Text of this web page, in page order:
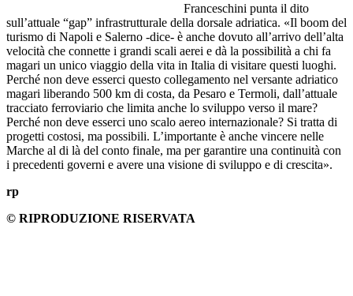
Franceschini punta il dito
sull’attuale “gap” infrastrutturale della dorsale adriatica. «Il boom del
turismo di Napoli e Salerno -dice- è anche dovuto all’arrivo dell’alta
velocità che connette i grandi scali aerei e dà la possibilità a chi fa
magari un unico viaggio della vita in Italia di visitare questi luoghi.
Perché non deve esserci questo collegamento nel versante adriatico
magari liberando 500 km di costa, da Pesaro e Termoli, dall’attuale
tracciato ferroviario che limita anche lo sviluppo verso il mare?
Perché non deve esserci uno scalo aereo internazionale? Si tratta di
progetti costosi, ma possibili. L’importante è anche vincere nelle
Marche al di là del conto finale, ma per garantire una continuità con
i precedenti governi e avere una visione di sviluppo e di crescita».
rp
© RIPRODUZIONE RISERVATA